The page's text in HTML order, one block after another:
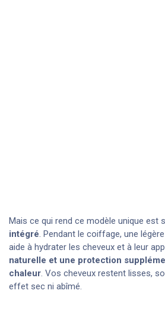
Mais ce qui rend ce modèle unique est
intégré. Pendant le coiffage, une
aide à hydrater les cheveux et à leur
naturelle et une protection
chaleur. Vos cheveux restent lisses,
effet sec ni abîmé.